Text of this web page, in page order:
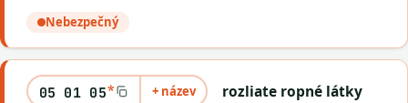
Nebezpečný
05 01 05* + název rozliate ropné látky